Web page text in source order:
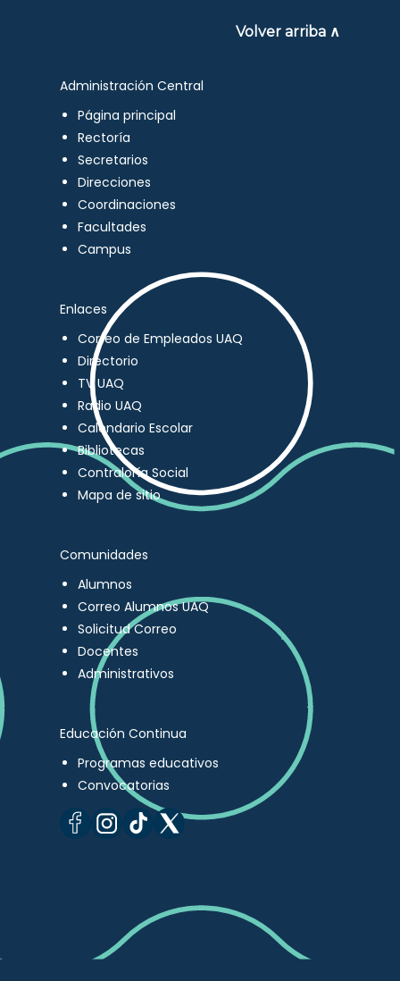
Volver arriba ∧
Administración Central
Página principal
Rectoría
Secretarios
Direcciones
Coordinaciones
Facultades
Campus
Enlaces
Correo de Empleados UAQ
Directorio
TV UAQ
Radio UAQ
Calendario Escolar
Bibliotecas
Contraloría Social
Mapa de sitio
Comunidades
Alumnos
Correo Alumnos UAQ
Solicitud Correo
Docentes
Administrativos
Educación Continua
Programas educativos
Convocatorias